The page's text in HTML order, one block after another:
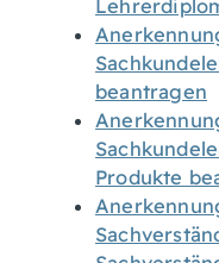
beantragen
Produkte